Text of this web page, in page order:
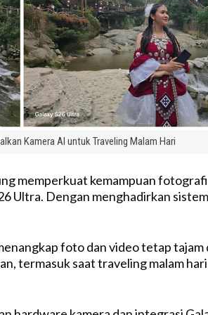
Kamera AI untuk Traveling Malam Hari
memperkuat kemampuan
Ultra. Dengan menghadirkan
foto dan video tetap tajam
termasuk saat traveling malam